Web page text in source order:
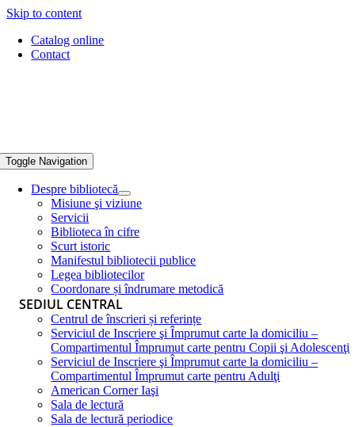
Skip to content
Catalog online
Contact
Toggle Navigation
Despre bibliotecă
Misiune şi viziune
Servicii
Biblioteca în cifre
Scurt istoric
Manifestul bibliotecii publice
Legea bibliotecilor
Coordonare și îndrumare metodică
SEDIUL CENTRAL
Centrul de înscrieri și referințe
Serviciul de Inscriere şi Împrumut carte la domiciliu –
Compartimentul Împrumut carte pentru Copii şi Adolescenţi
Serviciul de Inscriere şi Împrumut carte la domiciliu –
Compartimentul Împrumut carte pentru Adulţi
American Corner Iaşi
Sala de lectură
Sala de lectură periodice